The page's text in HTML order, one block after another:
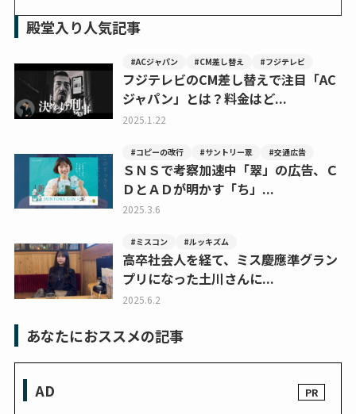
殿堂入り人気記事
#ACジャパン #CM差し替え #フジテレビ
フジテレビのCM差し替えで注目「AC
ジャパン」とは？料金はど...
2025.1.22
#コピーの改行 #サントリー翠 #交通広告
ＳＮＳで考察加速中「翠」の広告、Ｃ
ＤとＡＤが明かす「ち」...
2025.3.6
#ミスコン #ルッキズム
高卒社会人を経て、ミス慶應準グラン
プリになった土川さんに...
2025.6.2
あなたにおススメの記事
AD